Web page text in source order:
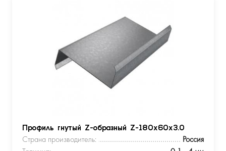
Профиль гнутый Z-образный Z-180х60х3.0
Страна производитель:
Россия